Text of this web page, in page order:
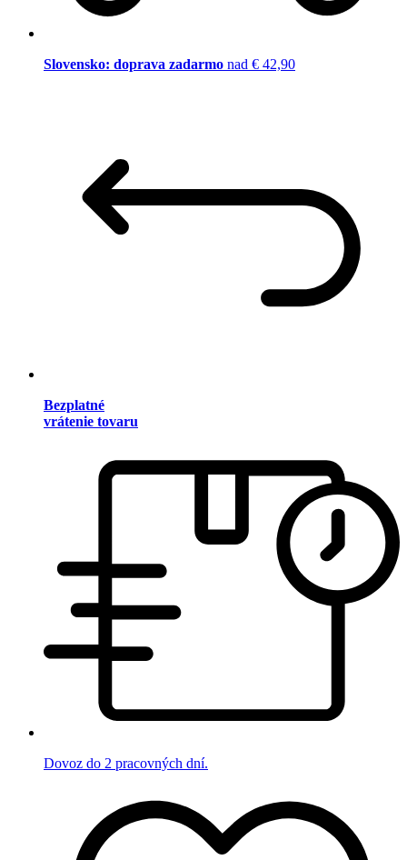
Slovensko: doprava zadarmo nad € 42,90
Bezplatné
vrátenie tovaru
Dovoz do 2 pracovných dní.